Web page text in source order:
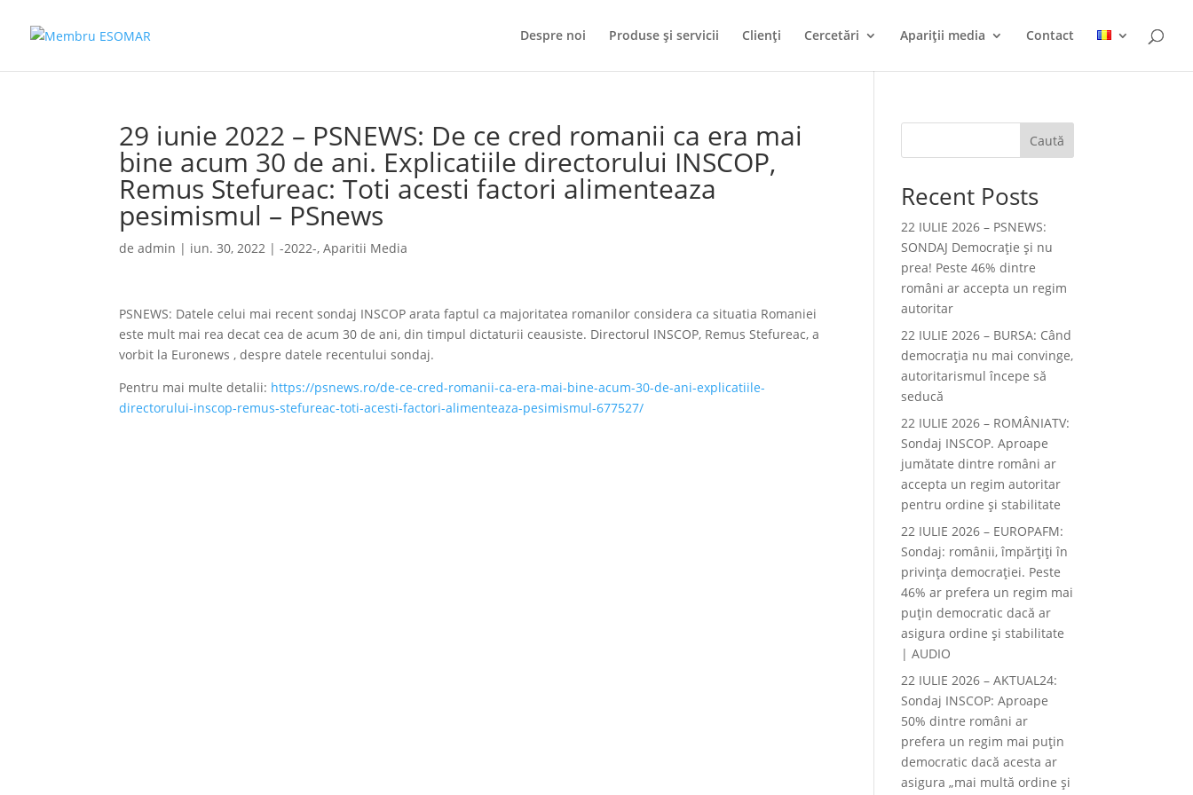
Despre noi Produse și servicii Clienți Cercetări Apariții media Contact
29 iunie 2022 – PSNEWS: De ce cred romanii ca era mai
bine acum 30 de ani. Explicatiile directorului INSCOP,
Remus Stefureac: Toti acesti factori alimenteaza
pesimismul – PSnews
deadmin | iun. 30, 2022 |-2022-,Aparitii Media
PSNEWS: Datele celui mai recent sondaj INSCOP arata faptul ca majoritatea romanilor considera ca situatia Romaniei
este mult mai rea decat cea de acum 30 de ani, din timpul dictaturii ceausiste. Directorul INSCOP, Remus Stefureac, a
vorbit la Euronews , despre datele recentului sondaj.
Pentru mai multe detalii: https://psnews.ro/de-ce-cred-romanii-ca-era-mai-bine-acum-30-de-ani-explicatiile-
directorului-inscop-remus-stefureac-toti-acesti-factori-alimenteaza-pesimismul-677527/
Caută
Recent Posts
22 IULIE 2026 – PSNEWS:
SONDAJ Democrație și nu
prea! Peste 46% dintre
români ar accepta un regim
autoritar
22 IULIE 2026 – BURSA: Când
democraţia nu mai convinge,
autoritarismul începe să
seducă
22 IULIE 2026 – ROMÂNIATV:
Sondaj INSCOP. Aproape
jumătate dintre români ar
accepta un regim autoritar
pentru ordine și stabilitate
22 IULIE 2026 – EUROPAFM:
Sondaj: românii, împărțiți în
privința democrației. Peste
46% ar prefera un regim mai
puțin democratic dacă ar
asigura ordine și stabilitate
| AUDIO
22 IULIE 2026 – AKTUAL24:
Sondaj INSCOP: Aproape
50% dintre români ar
prefera un regim mai puțin
democratic dacă acesta ar
asigura „mai multă ordine și